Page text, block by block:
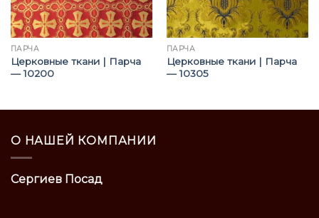
ПАРЧА
Церковные ткани | Парча
— 10200
ПАРЧА
Церковные ткани | Парча
— 10305
О НАШЕЙ КОМПАНИИ
Сергиев Посад